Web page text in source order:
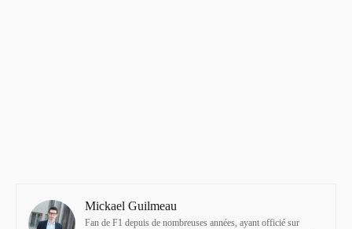
Mickael Guilmeau
Fan de F1 depuis de nombreuses années, ayant officié sur